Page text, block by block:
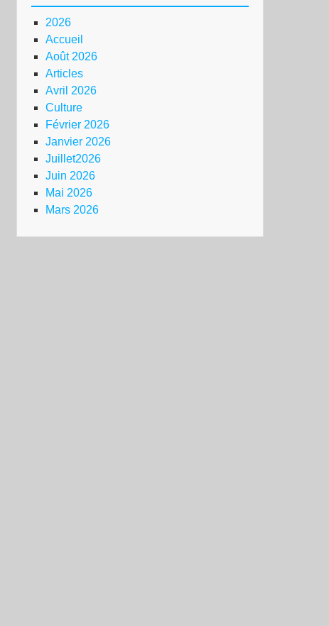
2026
Accueil
Août 2026
Articles
Avril 2026
Culture
Février 2026
Janvier 2026
Juillet2026
Juin 2026
Mai 2026
Mars 2026